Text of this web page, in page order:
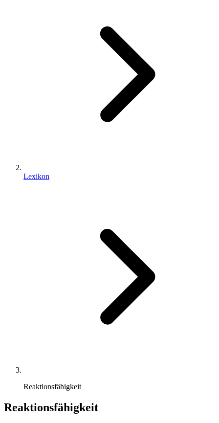
Lexikon
Reaktionsfähigkeit
Reaktionsfähigkeit